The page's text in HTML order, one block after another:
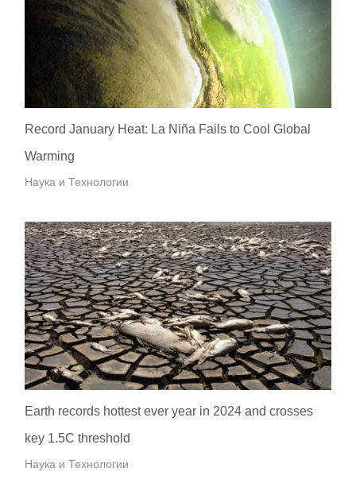
Record January Heat: La Niña Fails to Cool Global
Warming
Наука и Технологии
Earth records hottest ever year in 2024 and crosses
key 1.5C threshold
Наука и Технологии